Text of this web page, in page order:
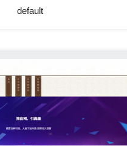
default